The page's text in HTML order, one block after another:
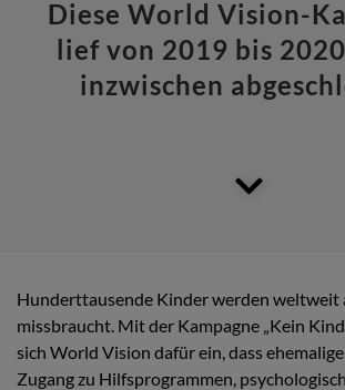
Diese World Vision-
lief von 2019 bis
inzwischen
Hunderttausende Kinder werden weltweit
missbraucht. Mit der Kampagne „Kein
sich World Vision dafür ein, dass
Zugang zu Hilfsprogrammen,